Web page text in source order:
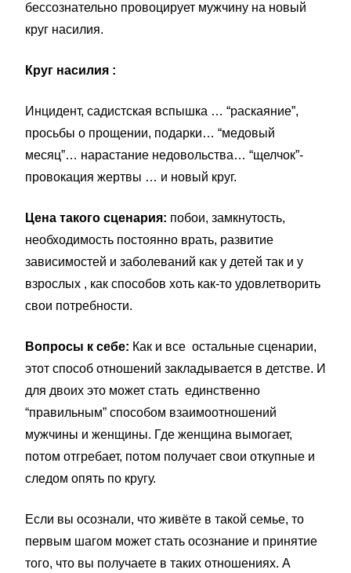
бессознательно провоцирует мужчину на новый
круг насилия.
Круг насилия :
Инцидент, садистская вспышка … “раскаяние”,
просьбы о прощении, подарки… “медовый
месяц”… нарастание недовольства… “щелчок”-
провокация жертвы … и новый круг.
Цена такого сценария: побои, замкнутость,
необходимость постоянно врать, развитие
зависимостей и заболеваний как у детей так и у
взрослых , как способов хоть как-то удовлетворить
свои потребности.
Вопросы к себе: Как и все остальные сценарии,
этот способ отношений закладывается в детстве. И
для двоих это может стать единственно
“правильным” способом взаимоотношений
мужчины и женщины. Где женщина вымогает,
потом отгребает, потом получает свои откупные и
следом опять по кругу.
Если вы осознали, что живёте в такой семье, то
первым шагом может стать осознание и принятие
того, что вы получаете в таких отношениях. А